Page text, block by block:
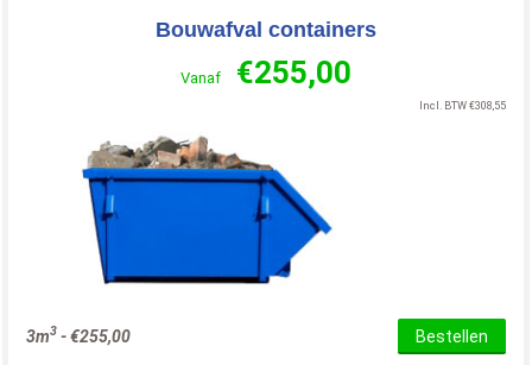
Bouwafval containers
Vanaf €255,00
Incl. BTW €308,55
3m3 -€255,00 Bestellen